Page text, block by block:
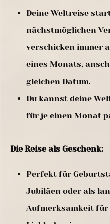
Deine Weltreise
nächstmöglichen
verschicken immer
eines Monats,
gleichen Datum.
Du kannst deine
für je einen Monat
Die Reise als Geschenk:
Perfekt für
Jubiläen oder als
Aufmerksamkeit für